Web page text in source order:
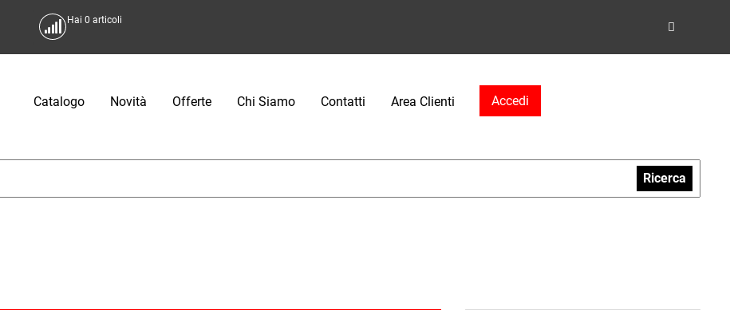
Hai0 articoli
Catalogo Novità Offerte Chi Siamo Contatti Area Clienti Accedi
Ricerca